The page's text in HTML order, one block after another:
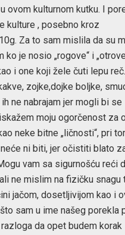
ovom kulturnom kutku. I
kulture , posebno kroz
Za to sam mislila da su
je nosio „rogove“ i
i one koji žele čuti lepu
zojke,dojke boljke,
ne nabrajam jer mogli bi
moju ogorčenost za
neke bitne „ličnosti“, pri
ni biti, jer očistiti blato
vam sa sigurnošću reći
ne mislim na fizičku snagu
jačom, dosetljivijom kao i
sam u ime našeg porekla
da opet budem korak